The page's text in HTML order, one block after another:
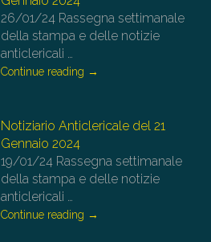
26/01/24 Rassegna settimanale
della stampa e delle notizie
anticlericali …
Continue reading →
Notiziario Anticlericale del 21
Gennaio 2024
19/01/24 Rassegna settimanale
della stampa e delle notizie
anticlericali
Continue reading →